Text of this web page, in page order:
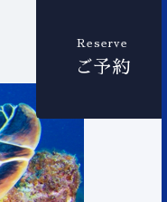
Reserve
ご予約